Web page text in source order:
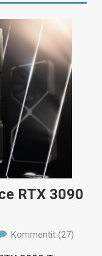
RTX 3090
Kommentit (27)